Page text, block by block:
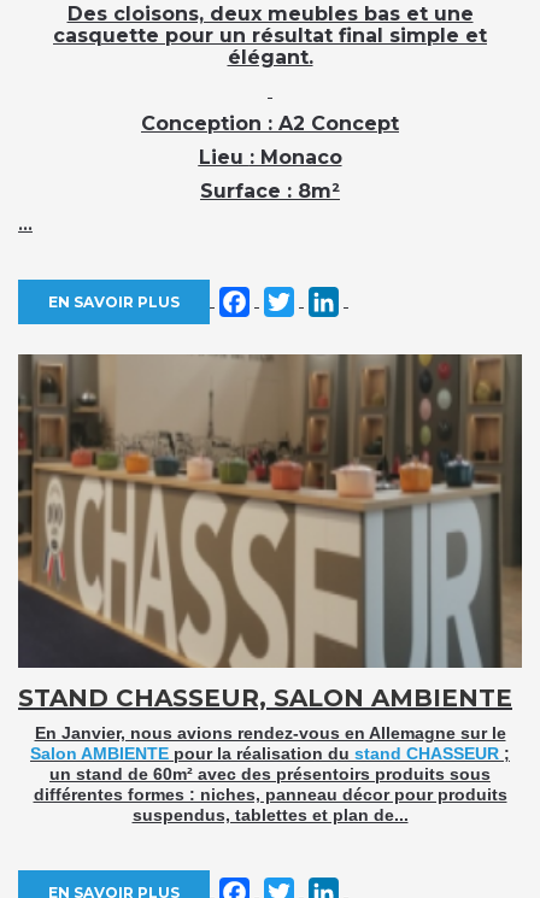
Des cloisons, deux meubles bas et une
casquette pour un résultat final simple et
élégant.
Conception : A2 Concept
Lieu : Monaco
Surface : 8m²
...
EN SAVOIR PLUS Facebook
Twitter
STAND CHASSEUR, SALON AMBIENTE
En Janvier, nous avions rendez-vous en Allemagne sur le
Salon AMBIENTE pour la réalisation du stand CHASSEUR ;
un stand de 60m² avec des présentoirs produits sous
différentes formes : niches, panneau décor pour produits
suspendus, tablettes et plan de...
EN SAVOIR PLUS Facebook
Twitter